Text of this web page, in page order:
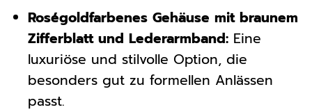
Roségoldfarbenes Gehäuse mit braunem
Zifferblatt und Lederarmband:Eine
luxuriöse und stilvolle Option, die
besonders gut zu formellen Anlässen
passt.